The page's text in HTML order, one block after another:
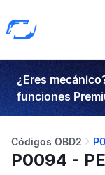
¿Eres
funciones
Códigos OBD2
P0094 -